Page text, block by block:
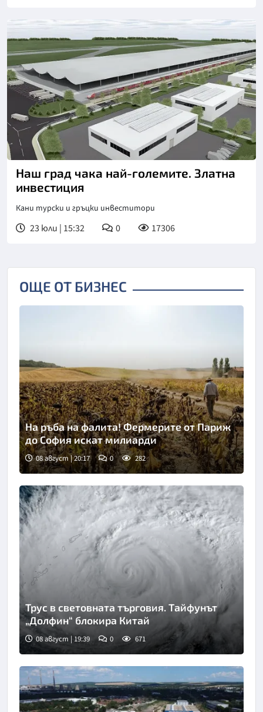
Наш град чака най-големите. Златна
инвестиция
Кани турски и гръцки инвеститори
23 юли | 15:32 0 17306
ОЩЕ ОТ БИЗНЕС
На ръба на фалита! Фермерите от Париж
до София искат милиарди
08 август | 20:17 0 282
Трус в световната търговия. Тайфунът
„Долфин“ блокира Китай
08 август | 19:39 0 671